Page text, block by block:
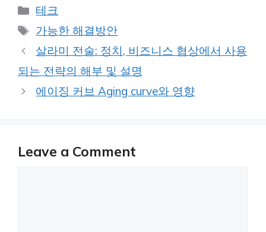
Categories
테크
Tags
가능한 해결방안
살라미 전술: 정치, 비즈니스 협상에서 사용
되는 전략의 해부 및 설명
에이징 커브 Aging curve와 영향
Leave a Comment